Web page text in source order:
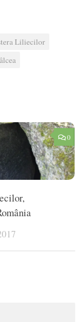
Liliecilor
0